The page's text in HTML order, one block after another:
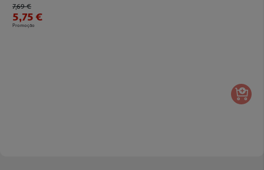
Price reduced from
7,69 €to
5,75 €
Promoção